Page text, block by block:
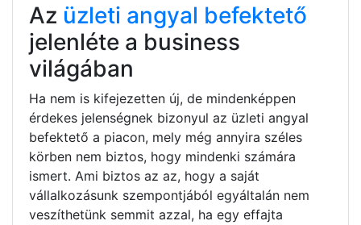
Az üzleti angyal befektető
jelenléte a business
világában
Ha nem is kifejezetten új, de mindenképpen
érdekes jelenségnek bizonyul az üzleti angyal
befektető a piacon, mely még annyira széles
körben nem biztos, hogy mindenki számára
ismert. Ami biztos az az, hogy a saját
vállalkozásunk szempontjából egyáltalán nem
veszíthetünk semmit azzal, ha egy effajta